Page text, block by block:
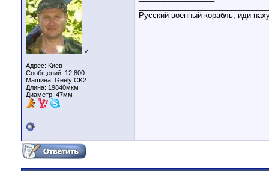
♂
Адрес: Киев
Сообщений: 12,800
Машина: Geely CK2
Длина: 19840мкм
Диаметр: 47мм
Русский военный корабль, иди